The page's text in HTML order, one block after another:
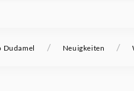
Dudamel / Neuigkeiten /